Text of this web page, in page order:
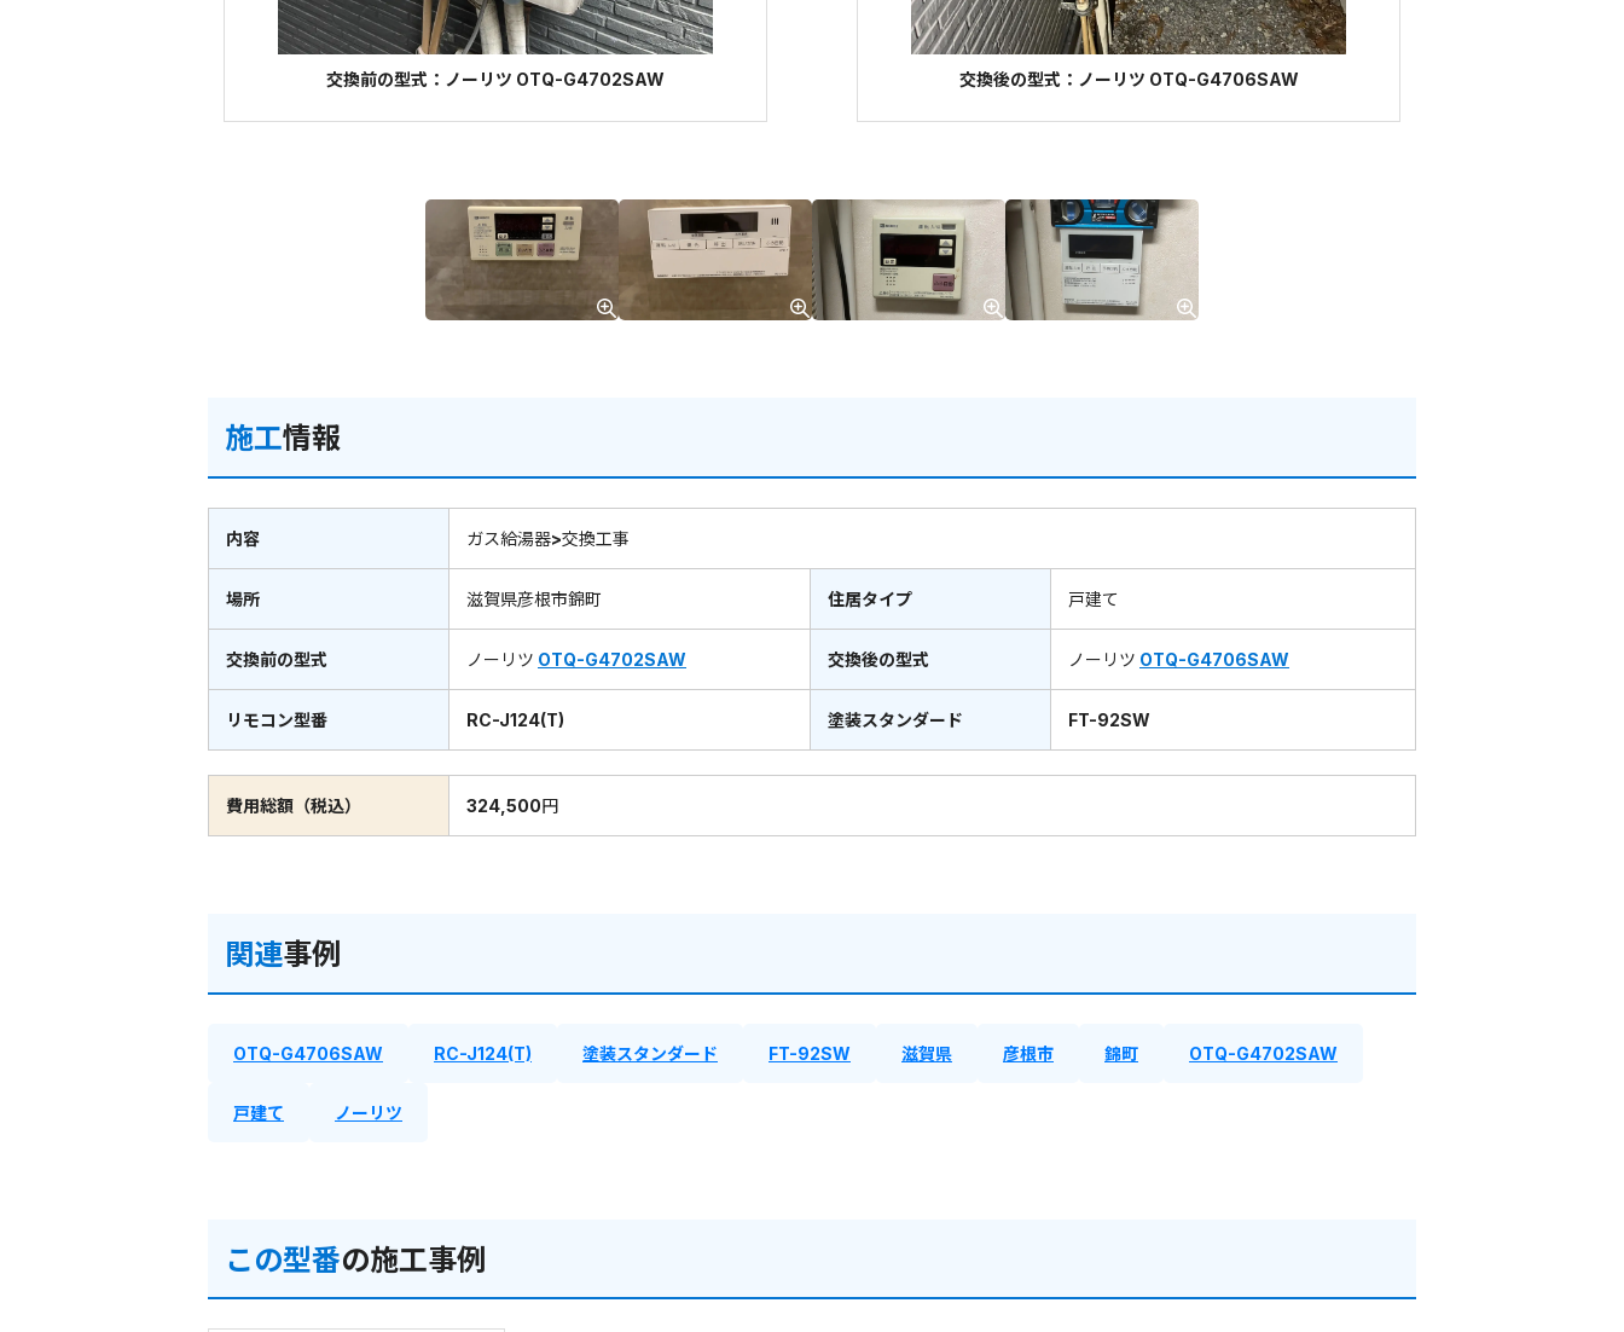
交換前の型式：ノーリツ OTQ-G4702SAW 交換後の型式：ノーリツ OTQ-G4706SAW
施工情報
内容 ガス給湯器>交換工事
場所 滋賀県彦根市錦町 住居タイプ 戸建て
交換前の型式 ノーリツ OTQ-G4702SAW 交換後の型式 ノーリツ OTQ-G4706SAW
リモコン型番 RC-J124(T) 塗装スタンダード FT-92SW
費用総額（税込） 324,500円
関連事例
OTQ-G4706SAW RC-J124(T) 塗装スタンダード FT-92SW 滋賀県 彦根市 錦町 OTQ-G4702SAW
戸建て ノーリツ
この型番の施工事例